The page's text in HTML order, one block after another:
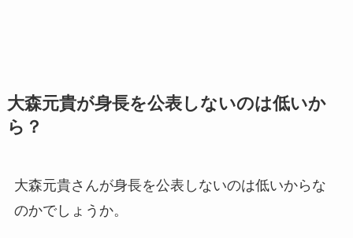
大森元貴が身長を公表しないのは低いか
ら？
大森元貴さんが身長を公表しないのは低いからな
のかでしょうか。